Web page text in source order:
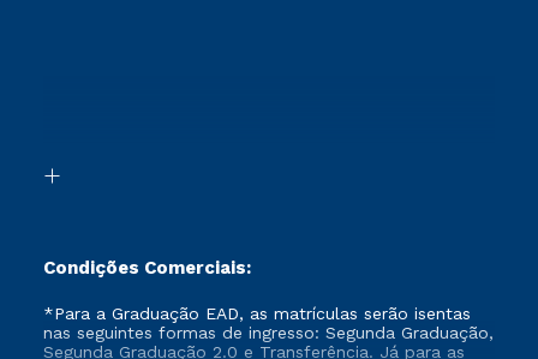
Formação Pedagógica - R2
Condições Comerciais:
*Para a Graduação EAD, as matrículas serão isentas
nas seguintes formas de ingresso: Segunda Graduação,
Segunda Graduação 2.0 e Transferência. Já para as